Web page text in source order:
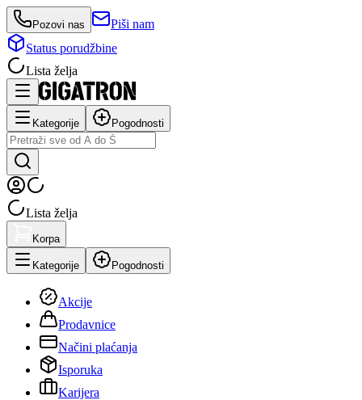
Pozovi nas
Piši nam
Status porudžbine
Lista želja
Kategorije Pogodnosti
Lista želja
Korpa
Kategorije Pogodnosti
Akcije
Prodavnice
Načini plaćanja
Isporuka
Karijera